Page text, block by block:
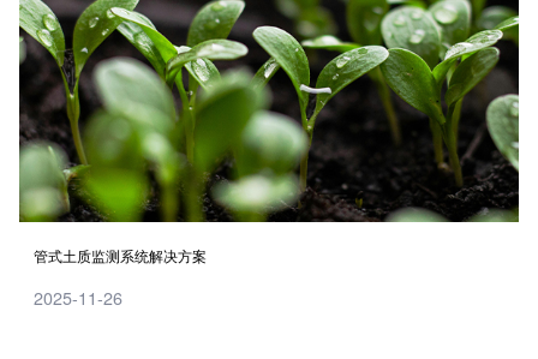
管式土质监测系统解决方案
2025-11-26